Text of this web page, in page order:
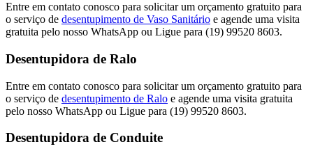
Entre em contato conosco para solicitar um orçamento gratuito para
o serviço de desentupimento de Vaso Sanitário e agende uma visita
gratuita pelo nosso WhatsApp ou Ligue para (19) 99520 8603.
Desentupidora de Ralo
Entre em contato conosco para solicitar um orçamento gratuito para
o serviço de desentupimento de Ralo e agende uma visita gratuita
pelo nosso WhatsApp ou Ligue para (19) 99520 8603.
Desentupidora de Conduite